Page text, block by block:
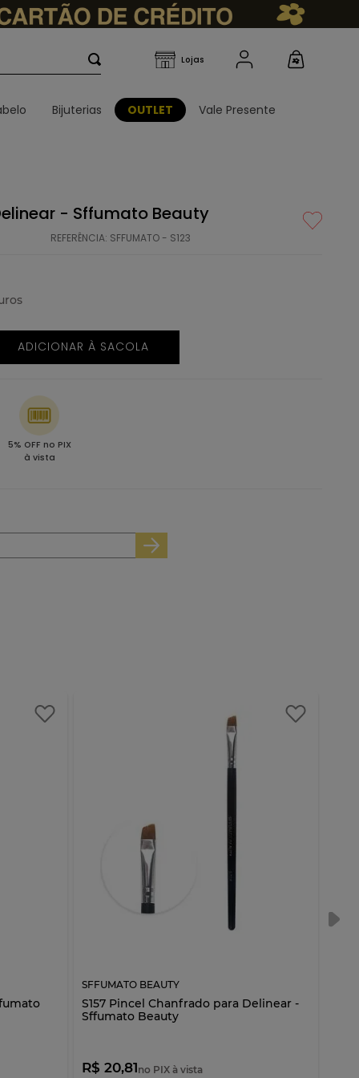
Bijuterias OUTLET Vale Presente
- Sffumato Beauty
REFERÊNCIA: SFFUMATO - S123
ADICIONAR À SACOLA
5% OFF no PIX
à vista
SFFUMATO BEAUTY
S157 Pincel Chanfrado para Delinear -
Sffumato Beauty
R$ 20,81no PIX à vista